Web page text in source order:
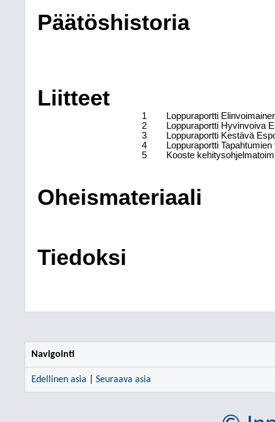
Päätöshistoria
Liitteet
1
Loppuraportti
2
Loppuraportti Hyvinvoiva
3
Loppuraportti Kestävä
4
Loppuraportti
5
Kooste
Oheismateriaali
Tiedoksi
Navigointi
Edellinen asia Seuraava asia